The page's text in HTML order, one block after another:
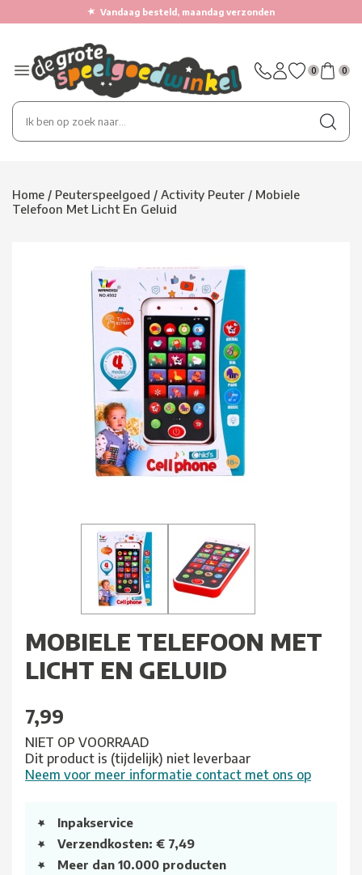
★ Vandaag besteld, maandag verzonden
0 0
Home / Peuterspeelgoed / Activity Peuter / Mobiele
Telefoon Met Licht En Geluid
MOBIELE TELEFOON MET
LICHT EN GELUID
7,99
NIET OP VOORRAAD
Dit product is (tijdelijk) niet leverbaar
Neem voor meer informatie contact met ons op
Inpakservice
Verzendkosten: € 7,49
Meer dan 10.000 producten